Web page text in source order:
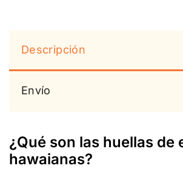
Descripción
Envío
¿Qué son las huellas de
hawaianas?